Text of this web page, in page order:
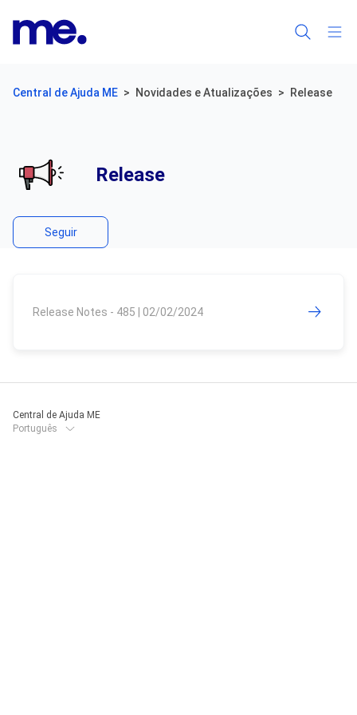
Central de Ajuda ME Novidades e Atualizações Release
Release
Seguir
Release Notes - 485 | 02/02/2024
Central de Ajuda ME
Português